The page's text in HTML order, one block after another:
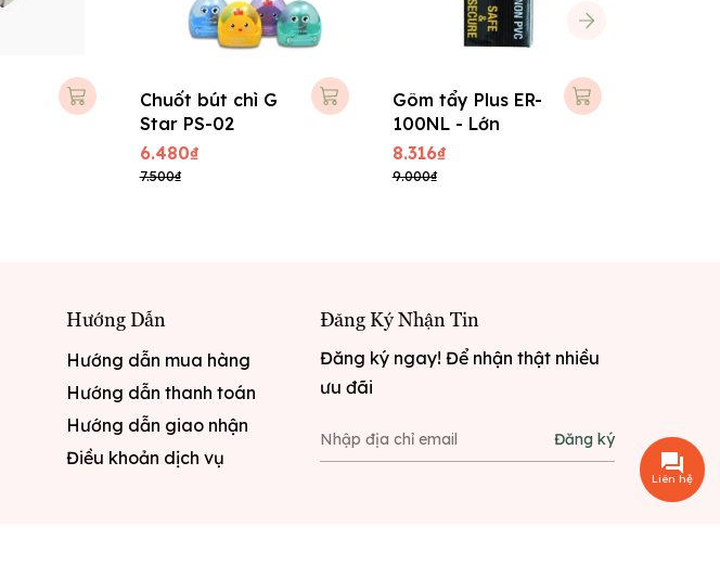
Chuốt bút chì G
Star PS-02
6.480₫
7.500₫
Gôm tẩy Plus ER-
100NL - Lớn
8.316₫
9.000₫
Hướng Dẫn
Hướng dẫn mua hàng
Hướng dẫn thanh toán
Hướng dẫn giao nhận
Điều khoản dịch vụ
Đăng Ký Nhận Tin
Đăng ký ngay! Để nhận thật nhiều
ưu đãi
Đăng ký
Liên hệ